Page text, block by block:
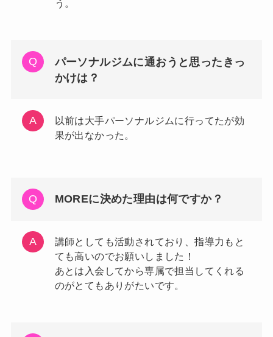
う。
パーソナルジムに通おうと思ったきっ
かけは？
以前は大手パーソナルジムに行ってたが効
果が出なかった。
MOREに決めた理由は何ですか？
講師としても活動されており、指導力もと
ても高いのでお願いしました！
あとは入会してから専属で担当してくれる
のがとてもありがたいです。